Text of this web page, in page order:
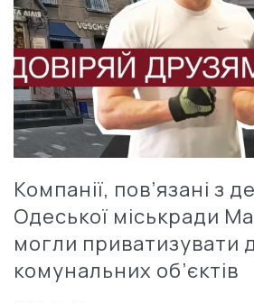
Компанії, пов’язані з
Одеської міськради
могли приватизувати
комунальних об’єктів